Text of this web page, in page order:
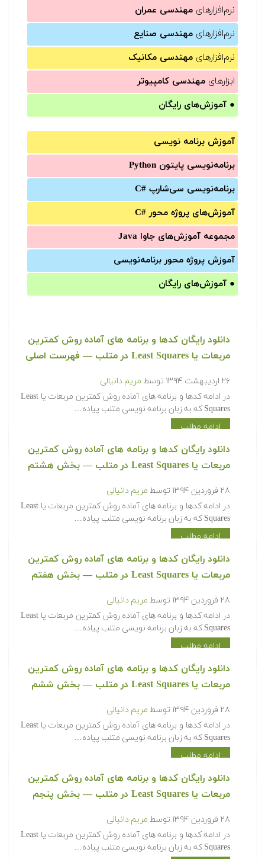
نرم‌افزارهای مهندسی عمران
نرم‌افزارهای مهندسی صنایع
نرم‌افزارهای مهندسی مکانیک
ابزارهای مهندسی کامپیوتر
● آموزش‌های رایگان
آموزش برنامه نویسی
برنامه‌نویسی پایتون Python
برنامه‌‌نویسی سی‌شارپ C#‎
آموزش‌های پروژه محور #C
مجموعه آموزش‌های جاوا Java
آموزش‌ پروژه محور برنامه‌نویسی
● آموزش‌های رایگان
‫‫دانلود رایگان کدها و برنامه های آماده روش کمترین
مربعات یا Least Squares در متلب‬‬ — فهرست اصلی
۲۶ اردیبهشت ۱۳۹۴ توسط مریم دانیالی
‫در ادامه کدها و برنامه های آماده روش کمترین مربعات یا Least
Squares که به زبان برنامه نویسی متلب پیاده…
ادامه مطلب
‫‫دانلود رایگان کدها و برنامه های آماده روش کمترین
مربعات یا Least Squares در متلب‬‬ — بخش هشتم
۲۸ فروردین ۱۳۹۴ توسط مریم دانیالی
‫در ادامه کدها و برنامه های آماده روش کمترین مربعات یا Least
Squares که به زبان برنامه نویسی متلب پیاده…
ادامه مطلب
‫‫دانلود رایگان کدها و برنامه های آماده روش کمترین
مربعات یا Least Squares در متلب‬‬ — بخش هفتم
۲۸ فروردین ۱۳۹۴ توسط مریم دانیالی
‫در ادامه کدها و برنامه های آماده روش کمترین مربعات یا Least
Squares که به زبان برنامه نویسی متلب پیاده…
ادامه مطلب
‫‫دانلود رایگان کدها و برنامه های آماده روش کمترین
مربعات یا Least Squares در متلب‬‬ — بخش ششم
۲۸ فروردین ۱۳۹۴ توسط مریم دانیالی
‫در ادامه کدها و برنامه های آماده روش کمترین مربعات یا Least
Squares که به زبان برنامه نویسی متلب پیاده…
ادامه مطلب
‫‫دانلود رایگان کدها و برنامه های آماده روش کمترین
مربعات یا Least Squares در متلب‬‬ — بخش پنجم
۲۸ فروردین ۱۳۹۴ توسط مریم دانیالی
‫در ادامه کدها و برنامه های آماده روش کمترین مربعات یا Least
Squares که به زبان برنامه نویسی متلب پیاده…